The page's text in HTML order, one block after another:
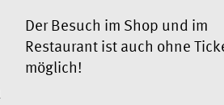
Der Besuch im Shop und im
Restaurant ist auch ohne
möglich!